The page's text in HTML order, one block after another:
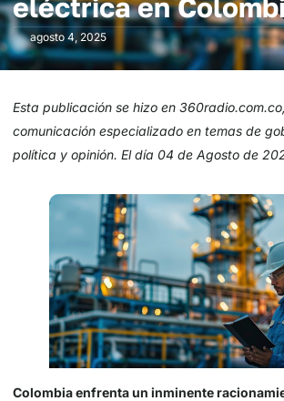
eléctrica en
agosto 4, 2025
Esta publicación se hizo en
comunicación especializado en temas de
política y opinión. El día 04 de Agosto de
Colombia enfrenta un inminente